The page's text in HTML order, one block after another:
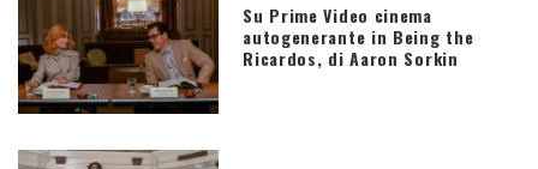
Su Prime Video cinema
autogenerante in Being the
Ricardos, di Aaron Sorkin